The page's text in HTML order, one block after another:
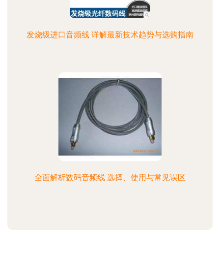
发烧级进口音频线 详解最新技术趋势与选购指南
全面解析数码音频线 选择、使用与常见误区